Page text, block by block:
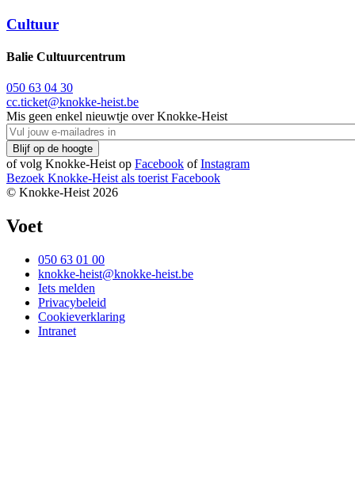
Cultuur
Balie Cultuurcentrum
050 63 04 30
cc.ticket@knokke-heist.be
Mis geen enkel nieuwtje over Knokke-Heist
of volg Knokke-Heist op Facebook ofInstagram
Bezoek Knokke-Heist als toerist Facebook
© Knokke-Heist 2026
Voet
050 63 01 00
knokke-heist@knokke-heist.be
Iets melden
Privacybeleid
Cookieverklaring
Intranet